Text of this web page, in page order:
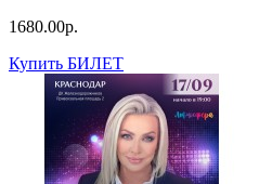
1680.00р.
Купить БИЛЕТ